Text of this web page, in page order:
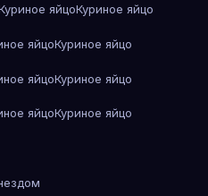
яйцоКуриное яйцо
яйцоКуриное яйцо
яйцоКуриное яйцо
яйцоКуриное яйцо